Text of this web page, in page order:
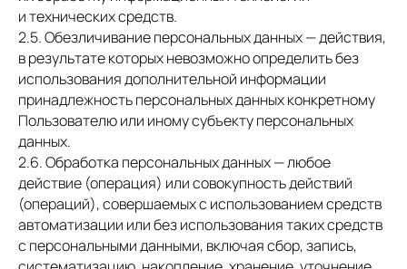
и технических средств.
2.5. Обезличивание персональных данных — действия,
в результате которых невозможно определить без
использования дополнительной информации
принадлежность персональных данных конкретному
Пользователю или иному субъекту персональных
данных.
2.6. Обработка персональных данных — любое
действие (операция) или совокупность действий
(операций), совершаемых с использованием средств
автоматизации или без использования таких средств
с персональными данными, включая сбор, запись,